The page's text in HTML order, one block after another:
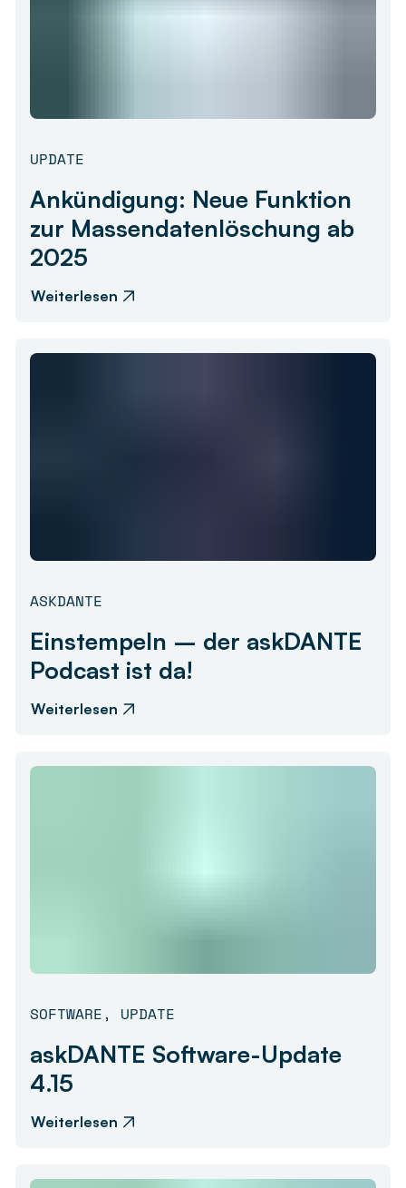
UPDATE
Ankündigung: Neue Funktion
zur Massendatenlöschung ab
2025
Weiterlesen
ASKDANTE
Einstempeln – der askDANTE
Podcast ist da!
Weiterlesen
SOFTWARE, UPDATE
askDANTE Software-Update
4.15
Weiterlesen